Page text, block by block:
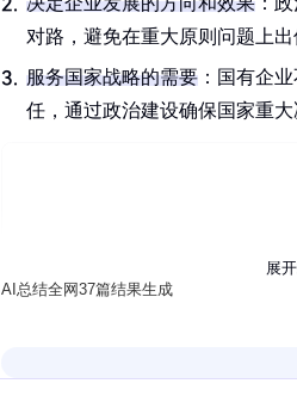
对路，避免在重大原则问题上出
服务国家战略的需要 ：国有企
任，通过政治建设确保国家重大
展
AI总结全网37篇结果生成